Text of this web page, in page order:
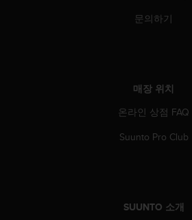
문의하기
매장 위치
온라인 상점 FAQ
Suunto Pro Club
SUUNTO 소개